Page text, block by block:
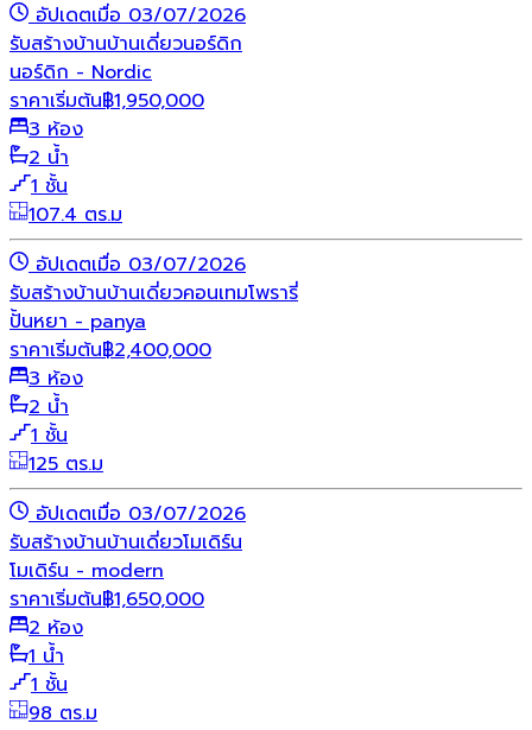
อัปเดตเมื่อ 03/07/2026
รับสร้างบ้านบ้านเดี่ยวนอร์ดิก
นอร์ดิก - Nordic
ราคาเริ่มต้น฿1,950,000
3 ห้อง
2 น้ำ
1 ชั้น
107.4 ตร.ม
อัปเดตเมื่อ 03/07/2026
รับสร้างบ้านบ้านเดี่ยวคอนเทมโพรารี่
ปั้นหยา - panya
ราคาเริ่มต้น฿2,400,000
3 ห้อง
2 น้ำ
1 ชั้น
125 ตร.ม
อัปเดตเมื่อ 03/07/2026
รับสร้างบ้านบ้านเดี่ยวโมเดิร์น
โมเดิร์น - modern
ราคาเริ่มต้น฿1,650,000
2 ห้อง
1 น้ำ
1 ชั้น
98 ตร.ม